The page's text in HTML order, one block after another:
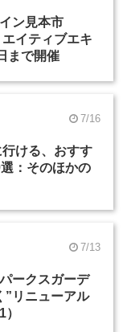
ン見本市
エイティブエキ
まで開催
7/16
ける、おすす
：そのほかの
7/13
ークスガーデ
”リニューアル